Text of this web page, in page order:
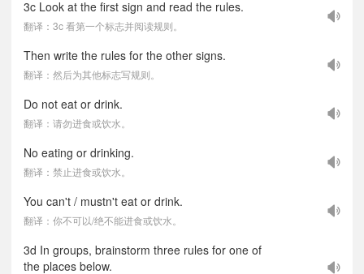
3c Look at the first sign and read the rules.
翻译：3c 看第一个标志并阅读规则。
Then write the rules for the other signs.
翻译：然后为其他标志写规则。
Do not eat or drink.
翻译：请勿进食或饮水。
No eating or drinking.
翻译：禁止进食或饮水。
You can't / mustn't eat or drink.
翻译：你不可以/绝不能进食或饮水。
3d In groups, brainstorm three rules for one of
the places below.